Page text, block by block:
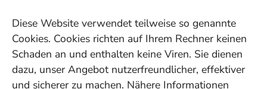
Diese Website verwendet teilweise so genannte
Cookies. Cookies richten auf Ihrem Rechner keinen
Schaden an und enthalten keine Viren. Sie dienen
dazu, unser Angebot nutzerfreundlicher, effektiver
und sicherer zu machen. Nähere Informationen